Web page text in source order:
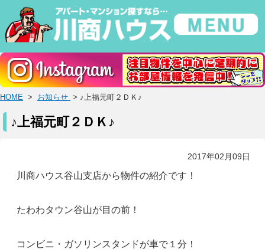
HOME > お知らせ > ♪上福元町２ＤＫ♪
♪上福元町２ＤＫ♪
2017年02月09日
川商ハウス谷山支店から物件の紹介です！
たわわタウン谷山が目の前！
コンビニ・ガソリンスタンドが車で１分！